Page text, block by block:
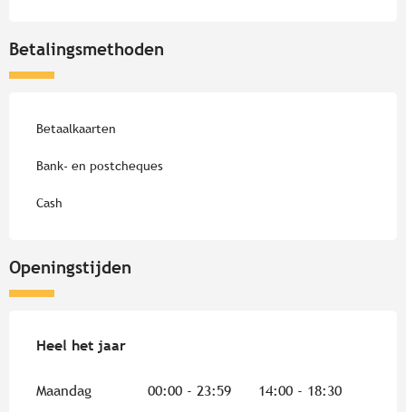
Betalingsmethoden
Betaalkaarten
Bank- en postcheques
Cash
Openingstijden
Heel het jaar
Heel het jaar
Maandag 00:00 - 23:59 14:00 - 18:30